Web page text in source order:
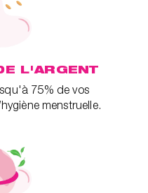
L'ARGENT
75% de vos
menstruelle.